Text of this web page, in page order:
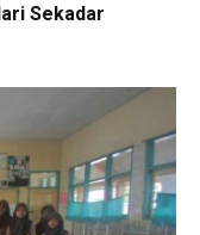
Sekadar